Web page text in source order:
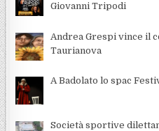
Giovanni Tripodi
Andrea Grespi vince il
Taurianova
A Badolato lo spac
Società sportive